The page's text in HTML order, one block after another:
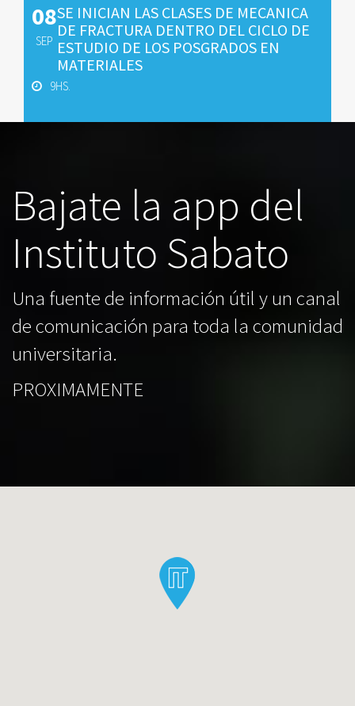
08
SEP
SE INICIAN LAS CLASES DE MECANICA
DE FRACTURA DENTRO DEL CICLO DE
ESTUDIO DE LOS POSGRADOS EN
MATERIALES
9HS.
Bajate la app del
Instituto Sabato
Una fuente de información útil y un canal
de comunicación para toda la comunidad
universitaria.
PROXIMAMENTE